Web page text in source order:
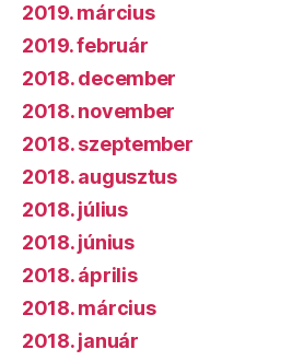
2019. március
2019. február
2018. december
2018. november
2018. szeptember
2018. augusztus
2018. július
2018. június
2018. április
2018. március
2018. január